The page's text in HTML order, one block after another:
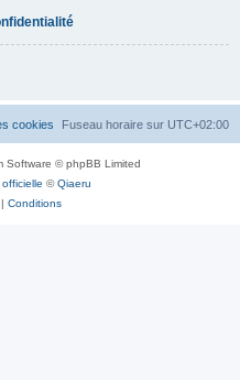
Fuseau horaire sur UTC+02:00
cookies
Software © phpBB Limited
©Qiaeru
| Conditions